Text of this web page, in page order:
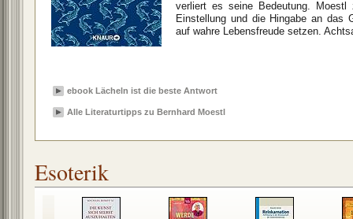
verliert es seine Bedeutung.
Einstellung und die Hingabe an das
auf wahre Lebensfreude setzen.
ebook Lächeln ist die beste Antwort
Alle Literaturtipps zu Bernhard Moestl
Esoterik